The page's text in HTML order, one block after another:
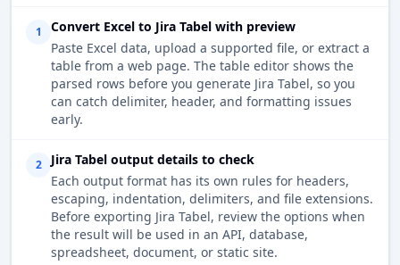
1
Convert Excel to Jira Tabel with preview
Paste Excel data, upload a supported file, or extract a
table from a web page. The table editor shows the
parsed rows before you generate Jira Tabel, so you
can catch delimiter, header, and formatting issues
early.
2
Jira Tabel output details to check
Each output format has its own rules for headers,
escaping, indentation, delimiters, and file extensions.
Before exporting Jira Tabel, review the options when
the result will be used in an API, database,
spreadsheet, document, or static site.